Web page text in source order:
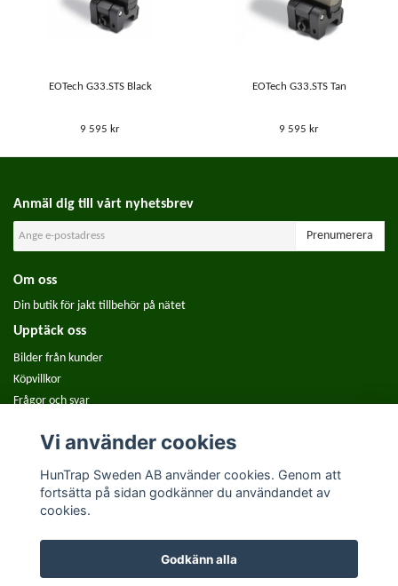
EOTech G33.STS Black
9 595 kr
EOTech G33.STS Tan
9 595 kr
Anmäl dig till vårt nyhetsbrev
Prenumerera
Om oss
Din butik för jakt tillbehör på nätet
Upptäck oss
Bilder från kunder
Köpvillkor
Frågor och svar
Vi använder cookies
HunTrap Sweden AB använder cookies. Genom att
fortsätta på sidan godkänner du användandet av
cookies.
Godkänn alla